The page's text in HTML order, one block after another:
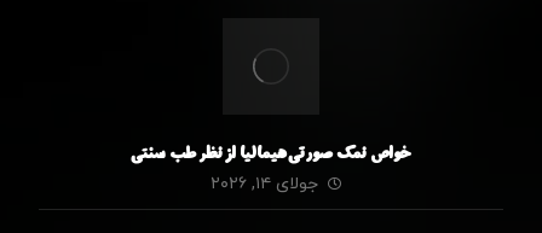
خواص نمک صورتی هیمالیا از نظر طب سنتی
جولای ۱۴, ۲۰۲۶